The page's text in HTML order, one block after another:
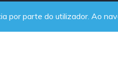
por parte do utilizador. Ao